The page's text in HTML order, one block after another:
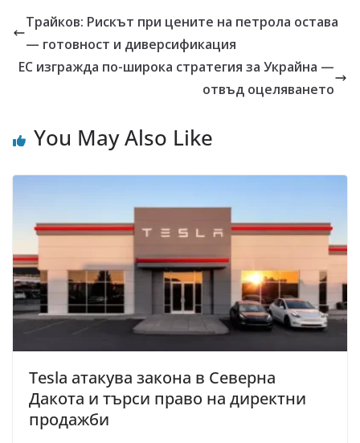
Трайков: Рискът при цените на петрола остава
— готовност и диверсификация
ЕС изгражда по-широка стратегия за Украйна —
отвъд оцеляването
You May Also Like
Tesla атакува закона в Северна
Дакота и търси право на директни
продажби